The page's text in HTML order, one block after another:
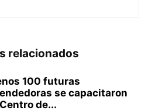
relacionados
100 futuras
se capacitaron
de...